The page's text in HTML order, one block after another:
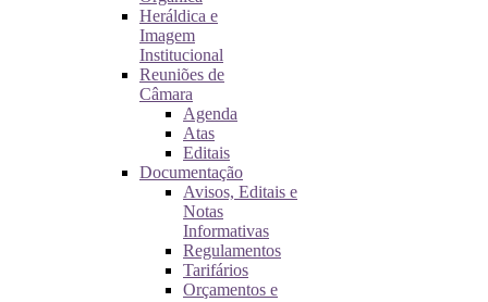
Heráldica e
Imagem
Institucional
Reuniões de
Câmara
Agenda
Atas
Editais
Documentação
Avisos, Editais e
Notas
Informativas
Regulamentos
Tarifários
Orçamentos e